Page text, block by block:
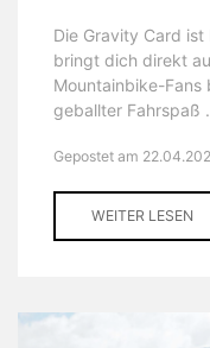
Die Gravity Card
bringt dich direkt
Mountainbike-
geballter Fahrspaß
Gepostet am
WEITER LESEN